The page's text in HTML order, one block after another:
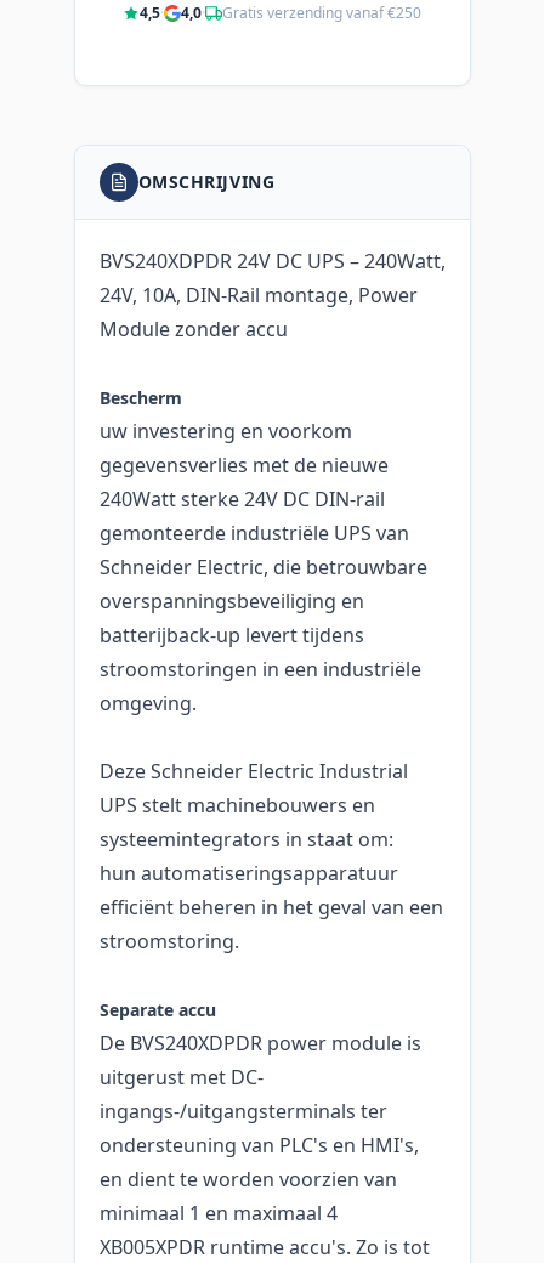
4,5· 4,0· Gratis verzending vanaf €250
OMSCHRIJVING
BVS240XDPDR 24V DC UPS – 240Watt,
24V, 10A, DIN-Rail montage, Power
Module zonder accu
Bescherm
uw investering en voorkom
gegevensverlies met de nieuwe
240Watt sterke 24V DC DIN-rail
gemonteerde industriële UPS van
Schneider Electric, die betrouwbare
overspanningsbeveiliging en
batterijback-up levert tijdens
stroomstoringen in een industriële
omgeving.
Deze Schneider Electric Industrial
UPS stelt machinebouwers en
systeemintegrators in staat om:
hun automatiseringsapparatuur
efficiënt beheren in het geval van een
stroomstoring.
Separate accu
De BVS240XDPDR power module is
uitgerust met DC-
ingangs-/uitgangsterminals ter
ondersteuning van PLC's en HMI's,
en dient te worden voorzien van
minimaal 1 en maximaal 4
XB005XPDR runtime accu's. Zo is tot